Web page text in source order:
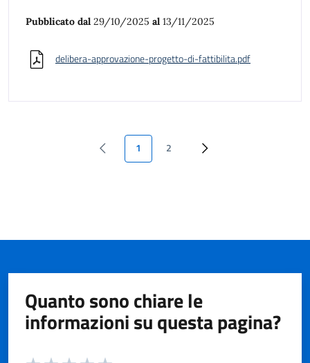
Pubblicato dal 29/10/2025 al 13/11/2025
delibera-approvazione-progetto-di-fattibilita.pdf
1 2
Quanto sono chiare le
informazioni su questa pagina?
Valuta da 1 a 5 stelle la pagina